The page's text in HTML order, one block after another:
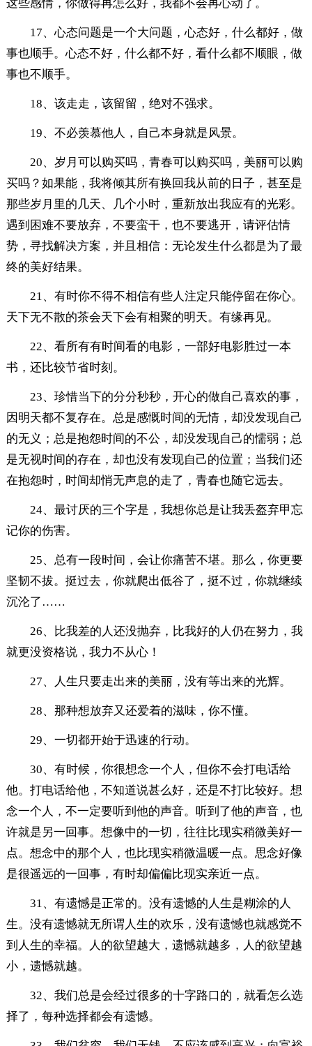
这些感情，你做得再怎么好，我都不会再心动了。
17、心态问题是一个大问题，心态好，什么都好，做
事也顺手。心态不好，什么都不好，看什么都不顺眼，做
事也不顺手。
18、该走走，该留留，绝对不强求。
19、不必羡慕他人，自己本身就是风景。
20、岁月可以购买吗，青春可以购买吗，美丽可以购
买吗？如果能，我将倾其所有换回我从前的日子，甚至是
那些岁月里的几天、几个小时，重新放出我应有的光彩。
遇到困难不要放弃，不要蛮干，也不要逃开，请评估情
势，寻找解决方案，并且相信：无论发生什么都是为了最
终的美好结果。
21、有时你不得不相信有些人注定只能停留在你心。
天下无不散的茶会天下会有相聚的明天。有缘再见。
22、看所有有时间看的电影，一部好电影胜过一本
书，还比较节省时刻。
23、珍惜当下的分分秒秒，开心的做自己喜欢的事，
因明天都不复存在。总是感慨时间的无情，却没发现自己
的无义；总是抱怨时间的不公，却没发现自己的懦弱；总
是无视时间的存在，却也没有发现自己的位置；当我们还
在抱怨时，时间却悄无声息的走了，青春也随它远去。
24、最讨厌的三个字是，我想你总是让我丢盔弃甲忘
记你的伤害。
25、总有一段时间，会让你痛苦不堪。那么，你更要
坚韧不拔。挺过去，你就爬出低谷了，挺不过，你就继续
沉沦了……
26、比我差的人还没抛弃，比我好的人仍在努力，我
就更没资格说，我力不从心！
27、人生只要走出来的美丽，没有等出来的光辉。
28、那种想放弃又还爱着的滋味，你不懂。
29、一切都开始于迅速的行动。
30、有时候，你很想念一个人，但你不会打电话给
他。打电话给他，不知道说甚么好，还是不打比较好。想
念一个人，不一定要听到他的声音。听到了他的声音，也
许就是另一回事。想像中的一切，往往比现实稍微美好一
点。想念中的那个人，也比现实稍微温暖一点。思念好像
是很遥远的一回事，有时却偏偏比现实亲近一点。
31、有遗憾是正常的。没有遗憾的人生是糊涂的人
生。没有遗憾就无所谓人生的欢乐，没有遗憾也就感觉不
到人生的幸福。人的欲望越大，遗憾就越多，人的欲望越
小，遗憾就越。
32、我们总是会经过很多的十字路口的，就看怎么选
择了，每种选择都会有遗憾。